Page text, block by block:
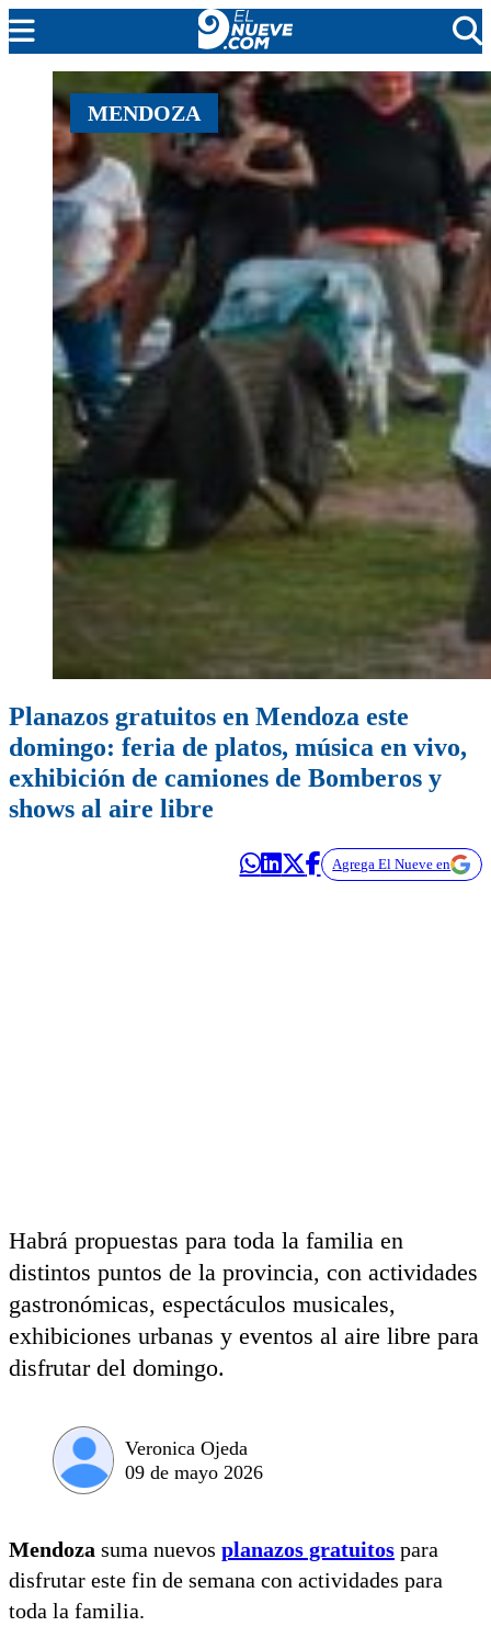
MENDOZA
CADA DÍA
ARGENTINA
NOTICIERO 9
PROTAGONISTAS
EL NUEVE STREAMS
PROGRAMACIÓN
EN VIVO
MENDOZA
Planazos gratuitos en Mendoza este
domingo: feria de platos, música en vivo,
exhibición de camiones de Bomberos y
shows al aire libre
Agrega El Nueve en
Habrá propuestas para toda la familia en
distintos puntos de la provincia, con actividades
gastronómicas, espectáculos musicales,
exhibiciones urbanas y eventos al aire libre para
disfrutar del domingo.
Veronica Ojeda
09 de mayo 2026
Mendoza suma nuevos planazos gratuitos para
disfrutar este fin de semana con actividades para
toda la familia.